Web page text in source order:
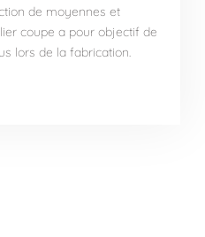
de moyennes et
coupe a pour objectif de
lors de la fabrication.